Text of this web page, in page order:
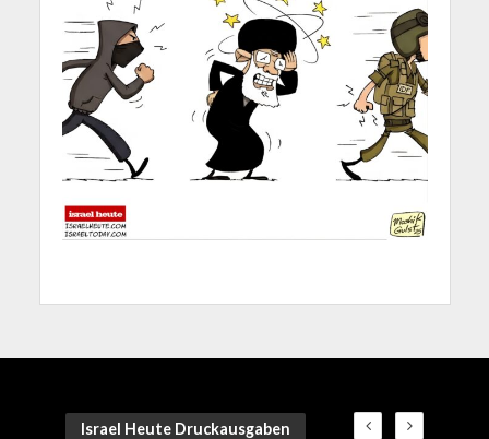
Israel Heute Druckausgaben